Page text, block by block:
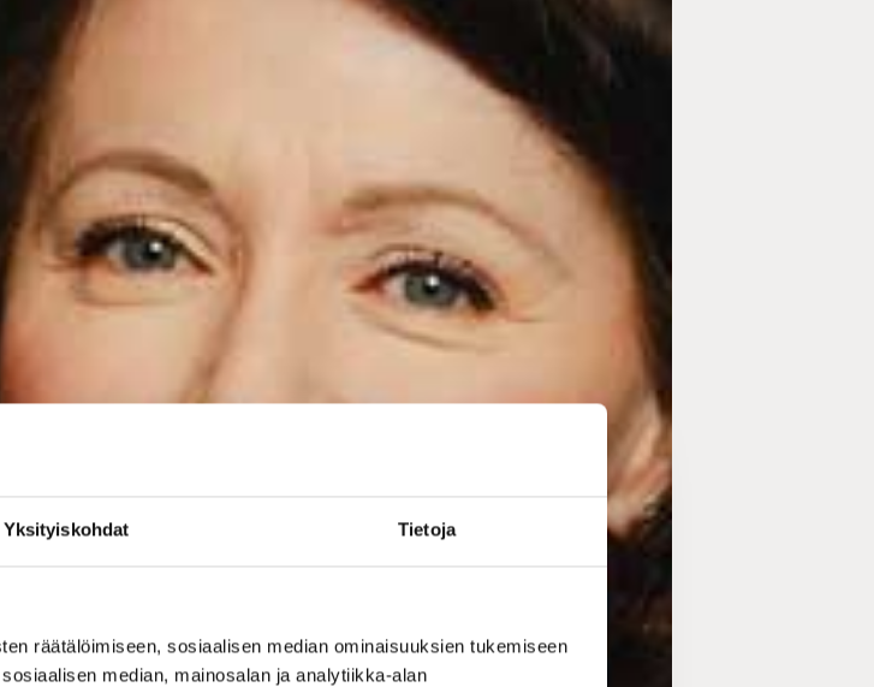
Yksityiskohdat Tietoja
räätälöimiseen, sosiaalisen median ominaisuuksien tukemiseen
median, mainosalan ja analytiikka-alan